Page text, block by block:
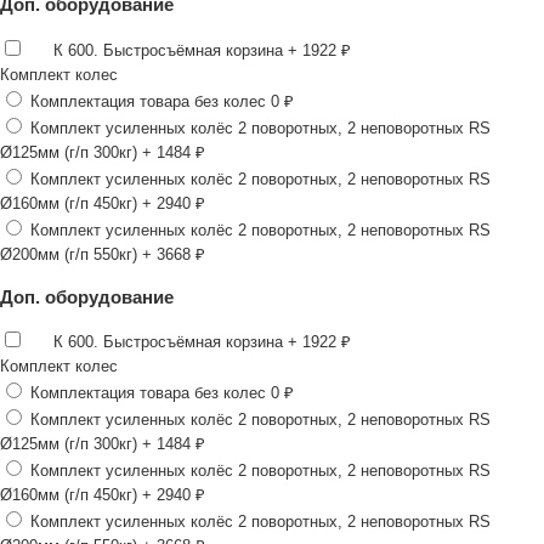
Доп. оборудование
К 600. Быстросъёмная корзина + 1922 ₽
Комплект колес
Комплектация товара без колес 0 ₽
Комплект усиленных колёс 2 поворотных, 2 неповоротных RS
Ø125мм (г/п 300кг) + 1484 ₽
Комплект усиленных колёс 2 поворотных, 2 неповоротных RS
Ø160мм (г/п 450кг) + 2940 ₽
Комплект усиленных колёс 2 поворотных, 2 неповоротных RS
Ø200мм (г/п 550кг) + 3668 ₽
Доп. оборудование
К 600. Быстросъёмная корзина + 1922 ₽
Комплект колес
Комплектация товара без колес 0 ₽
Комплект усиленных колёс 2 поворотных, 2 неповоротных RS
Ø125мм (г/п 300кг) + 1484 ₽
Комплект усиленных колёс 2 поворотных, 2 неповоротных RS
Ø160мм (г/п 450кг) + 2940 ₽
Комплект усиленных колёс 2 поворотных, 2 неповоротных RS